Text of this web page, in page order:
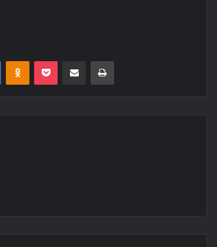
VKontakteOdnoklassniki
Pocket E-Posta ile paylaş Yazdır